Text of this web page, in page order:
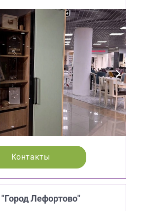
Контакты
Лефортово"